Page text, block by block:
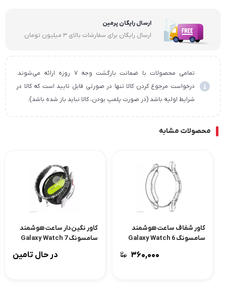
ارسال رایگان پرمین
ارسال رایگان برای سفارشات بالای ۳ میلیون تومان
تمامی محصولات با ضمانت بازگشت وجه ۷ روزه ارائه می‌شوند.
درخواست مرجوع کردن کالا تنها در صورتی قابل تایید است که کالا در
شرایط اولیه باشد (در صورت پلمپ بودن، کالا نباید باز شده باشد).
محصولات مشابه
کاور شفاف ساعت هوشمند
سامسونگ Galaxy Watch 6
۳۶۰,۰۰۰
کاور نگین‌دار ساعت هوشمند
سامسونگ Galaxy Watch 7
در حال تامین